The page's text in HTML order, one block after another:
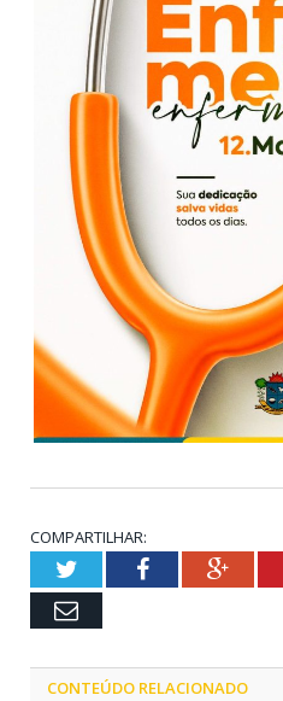
COMPARTILHAR:
TwitterFacebook
Email
CONTEÚDO RELACIONADO